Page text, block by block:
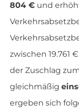
804 € und
zwischen 19.761
der Zuschlag
gleichmäßig
ergeben sich